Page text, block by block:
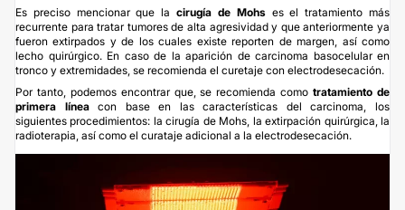
Es preciso mencionar que lacirugía de Mohs es el tratamiento más
recurrente para tratar tumores de alta agresividad y que anteriormente ya
fueron extirpados y de los cuales existe reporten de margen, así como
lecho quirúrgico. En caso de la aparición de carcinoma basocelular en
tronco y extremidades, se recomienda el curetaje con electrodesecación.
Por tanto, podemos encontrar que, se recomienda comotratamiento de
primera líneacon base en las características del carcinoma, los
siguientes procedimientos: la cirugía de Mohs, la extirpación quirúrgica, la
radioterapia, así como el curataje adicional a la electrodesecación.